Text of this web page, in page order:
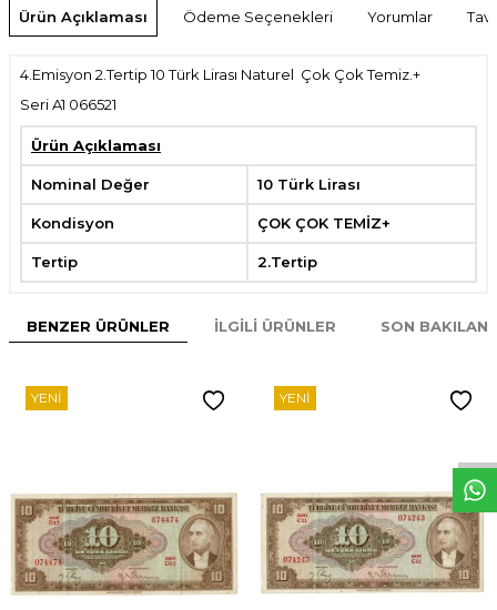
WhtsppDeseHatt
Ürün Açıklaması Ödeme Seçenekleri Yorumlar
4.Emisyon 2.Tertip 10 Türk Lirası Naturel Çok Çok Temiz.+
Seri A1 066521
Ürün Açıklaması
Nominal Değer 10 Türk Lirası
Kondisyon ÇOK ÇOK TEMİZ+
Tertip 2.Tertip
BENZER ÜRÜNLER İLGILI ÜRÜNLER SON
YENI YENI